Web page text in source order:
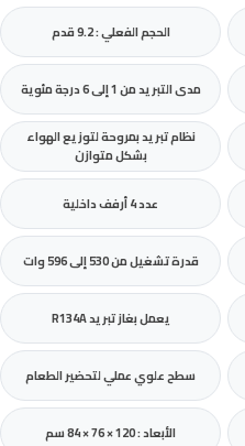
الحجم الفعلي : 9.2 قدم
مدى التبريد من 1 إلى 6 درجة مئوية
نظام تبريد بمروحة لتوزيع الهواء
بشكل متوازن
عدد 4 أرفف داخلية
قدرة تشغيل من 530 إلى 596 وات
يعمل بغاز تبريد R134A
سطح علوي عملي لتحضير الطعام
الأبعاد : 120 × 76 × 84 سم